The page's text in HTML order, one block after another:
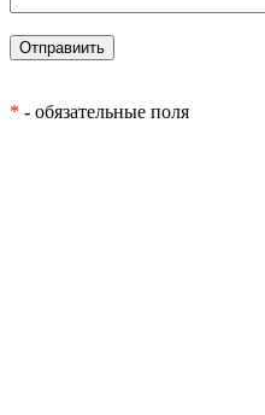
* - обязательные поля